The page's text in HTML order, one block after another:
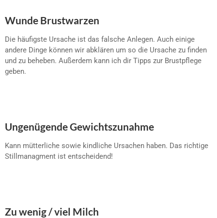
Wunde Brustwarzen
Die häufigste Ursache ist das falsche Anlegen. Auch einige
andere Dinge können wir abklären um so die Ursache zu finden
und zu beheben. Außerdem kann ich dir Tipps zur Brustpflege
geben.
Ungenügende Gewichtszunahme
Kann mütterliche sowie kindliche Ursachen haben. Das richtige
Stillmanagment ist entscheidend!
Zu wenig / viel Milch